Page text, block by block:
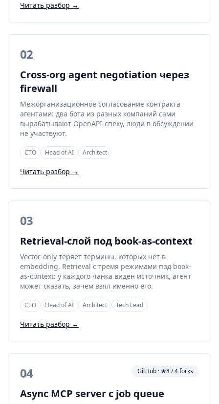
Читать разбор →
02
Cross-org agent negotiation через
firewall
Межорганизационное согласование контракта
агентами: два бота из разных компаний сами
вырабатывают OpenAPI-спеку, люди в обсуждении
не участвуют.
CTO Head of AI Architect
Читать разбор →
03
Retrieval-слой под book-as-context
Vector-only теряет термины, которых нет в
embedding. Retrieval с тремя режимами под book-
as-context: у каждого чанка виден источник, агент
может сказать, зачем взял именно его.
CTO Head of AI Architect Tech Lead
Читать разбор →
04 GitHub · ★8 / 4 forks
Async MCP server с job queue